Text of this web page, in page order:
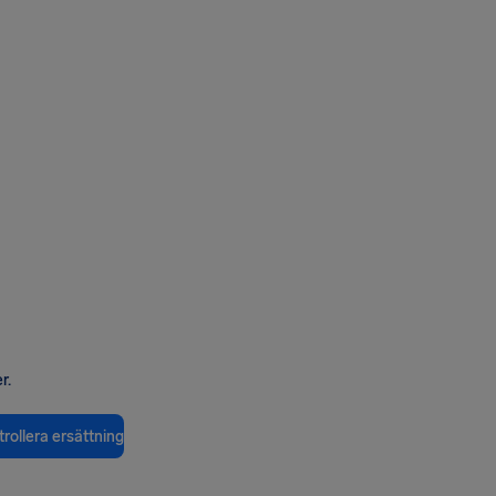
ersättning